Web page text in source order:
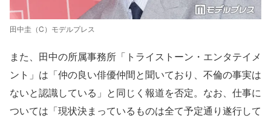
田中圭（C）モデルプレス
また、田中の所属事務所「トライストーン・エンタテイメ
ント」は「仲の良い俳優仲間と聞いており、不倫の事実は
ないと認識している」と同じく報道を否定。なお、仕事に
ついては「現状決まっているものは全て予定通り遂行して